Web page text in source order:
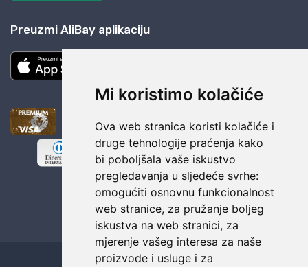
Mi koristimo kolačiće
Ova web stranica koristi kolačiće i
druge tehnologije praćenja kako
bi poboljšala vaše iskustvo
pregledavanja u sljedeće svrhe:
omogućiti osnovnu funkcionalnost
web stranice, za pružanje boljeg
iskustva na web stranici, za
mjerenje vašeg interesa za naše
proizvode i usluge i za
Preuzmi AliBay aplikaciju